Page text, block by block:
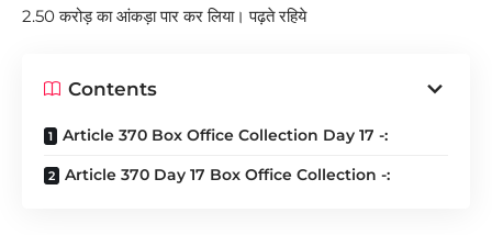
2.50 करोड़ का आंकड़ा पार कर लिया। पढ़ते रहिये
Contents
Article 370 Box Office Collection Day 17 -:
Article 370 Day 17 Box Office Collection -: